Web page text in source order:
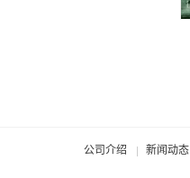
公司介绍 新闻动态